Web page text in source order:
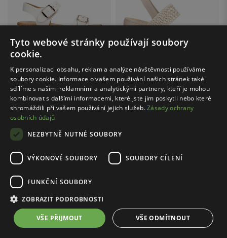
WOJAS / 76191-59
1599.00 Kč
Původní cena: 2499.00 Kč
Cena s kódem FINAL20:
WOJAS / 76165-84
1099.00 Kč
Původní cena: 2499.00 Kč
Tyto webové stránky používají soubory
cookie.
K personalizaci obsahu, reklam a analýze návštěvnosti používáme
soubory cookie. Informace o vašem používání našich stránek také
sdílíme s našimi reklamními a analytickými partnery, kteří je mohou
kombinovat s dalšími informacemi, které jste jim poskytli nebo které
shromáždili při vašem používání jejich služeb.Zásady ochrany
osobních údajů
NEZBYTNĚ NUTNÉ SOUBORY
VÝKONOVÉ SOUBORY SOUBORY CÍLENÍ
FUNKČNÍ SOUBORY
ZOBRAZIT PODROBNOSTI
VŠE PŘIJMOUT VŠE ODMÍTNOUT